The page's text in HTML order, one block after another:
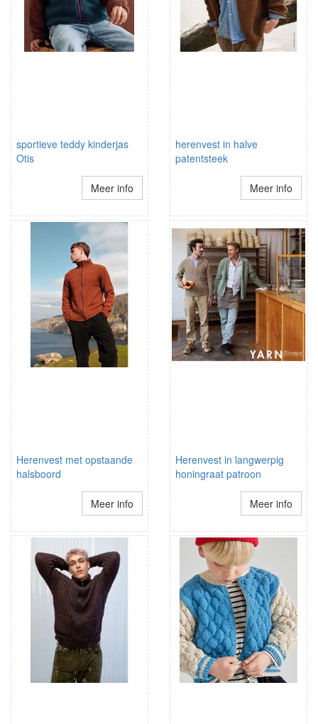
sportieve teddy kinderjas
Otis
Meer info
herenvest in halve
patentsteek
Meer info
Herenvest met opstaande
halsboord
Meer info
Herenvest in langwerpig
honingraat patroon
Meer info